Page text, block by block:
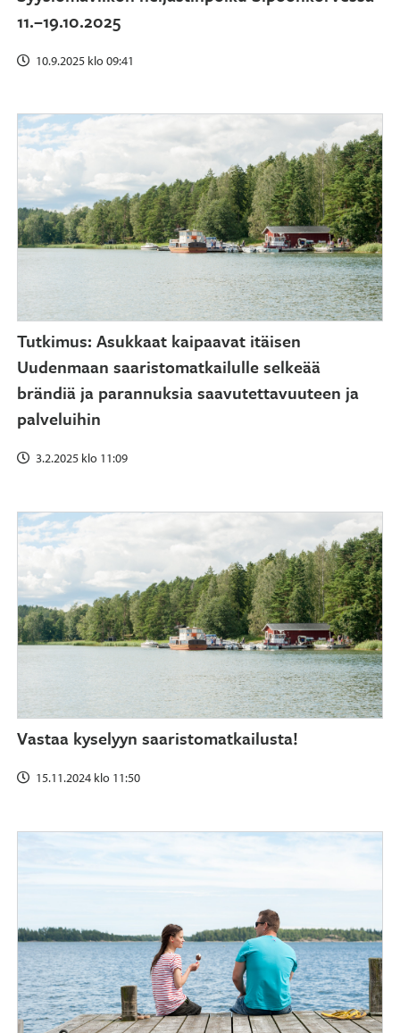
11.–19.10.2025
10.9.2025 klo 09:41
Tutkimus: Asukkaat kaipaavat itäisen
Uudenmaan saaristomatkailulle selkeää
brändiä ja parannuksia saavutettavuuteen ja
palveluihin
3.2.2025 klo 11:09
Vastaa kyselyyn saaristomatkailusta!
15.11.2024 klo 11:50